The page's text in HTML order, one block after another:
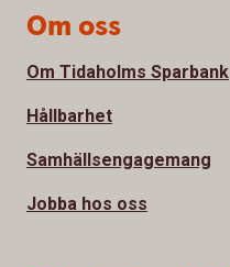
Om oss
Om Tidaholms Sparbank
Hållbarhet
Samhällsengagemang
Jobba hos oss